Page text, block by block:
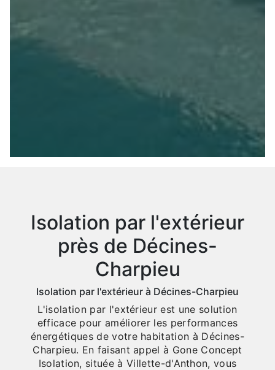
Isolation par l'extérieur
près de Décines-
Charpieu
Isolation par l'extérieur à Décines-Charpieu
L'isolation par l'extérieur est une solution
efficace pour améliorer les performances
énergétiques de votre habitation à Décines-
Charpieu. En faisant appel à Gone Concept
Isolation, située à Villette-d'Anthon, vous